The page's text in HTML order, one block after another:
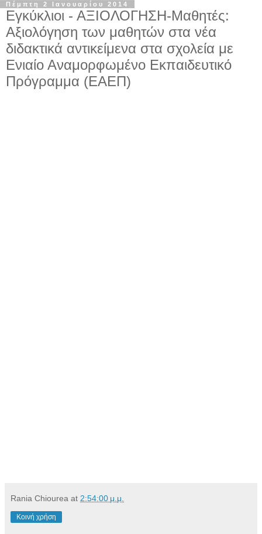
Πέμπτη 2 Ιανουαρίου 2014
Εγκύκλιοι - ΑΞΙΟΛΟΓΗΣΗ-Μαθητές:
Αξιολόγηση των μαθητών στα νέα
διδακτικά αντικείμενα στα σχολεία με
Ενιαίο Αναμορφωμένο Εκπαιδευτικό
Πρόγραμμα (ΕΑΕΠ)
Rania Chiourea at 2:54:00 μ.μ.
Κοινή χρήση